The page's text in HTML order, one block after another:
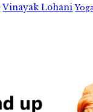
Vinayak Lohani